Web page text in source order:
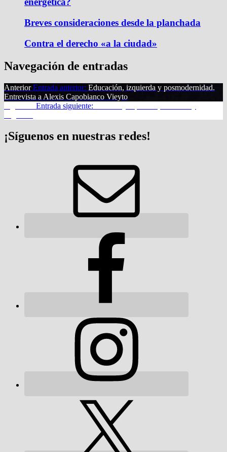
Breves consideraciones desde la planchada
Contra el derecho «a la ciudad»
Navegación de entradas
Anterior Entrada anterior: Educación, izquierda y posmodernidad.
Entrevista a Alexis Capobianco Vieyto
Entrada siguiente:
¡Síguenos en nuestras redes!